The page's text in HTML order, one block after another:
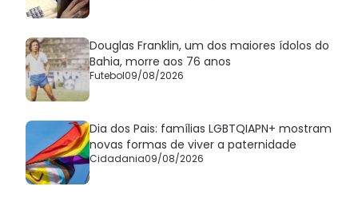
Douglas Franklin, um dos maiores ídolos do
Bahia, morre aos 76 anos
Futebol09/08/2026
Dia dos Pais: famílias LGBTQIAPN+ mostram
novas formas de viver a paternidade
Cidadania09/08/2026